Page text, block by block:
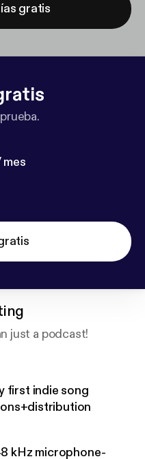
gratis
just a podcast!
first indie song
kHz microphone-